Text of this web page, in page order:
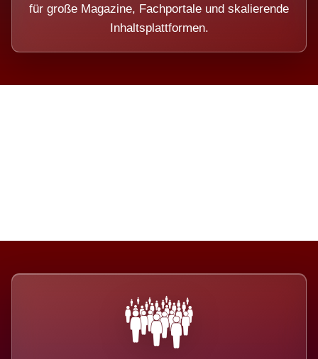
für große Magazine, Fachportale und skalierende
Inhaltsplattformen.